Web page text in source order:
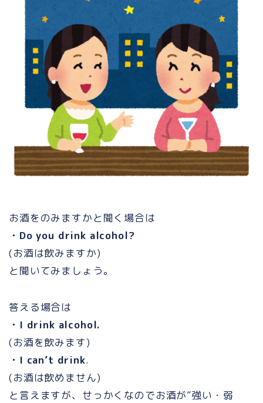
お酒をのみますかと聞く場合は
・Do you drink alcohol?
(お酒は飲みますか)
と聞いてみましょう。
答える場合は
・I drink alcohol.
(お酒を飲みます)
・I can’t drink.
(お酒は飲めません)
と言えますが、せっかくなのでお酒が”強い・弱